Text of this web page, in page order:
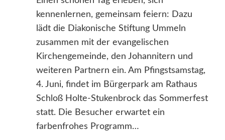
kennenlernen, gemeinsam feiern: Dazu
lädt die Diakonische Stiftung Ummeln
zusammen mit der evangelischen
Kirchengemeinde, den Johannitern und
weiteren Partnern ein. Am Pfingstsamstag,
4. Juni, findet im Bürgerpark am Rathaus
Schloß Holte-Stukenbrock das Sommerfest
statt. Die Besucher erwartet ein
farbenfrohes Programm…